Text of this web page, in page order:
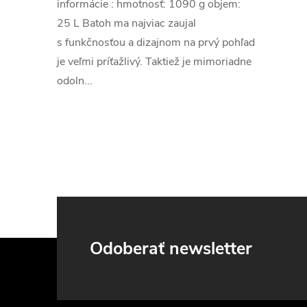
informácie : hmotnosť: 1090 g objem:
25 L Batoh ma najviac zaujal
s funkčnosťou a dizajnom na prvý pohľad
je veľmi príťažlivý. Taktiež je mimoriadne
odoln...
i
Odoberať newsletter